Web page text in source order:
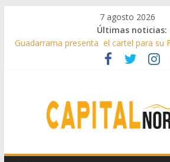
7 agosto 2026
Últimas noticias:
Guadarrama presenta el cartel para su
Hey Kid e Inazio en ‘La Gran Noche del
Boadilla destinó más de 11 millones de
beneficios fiscales en 2025